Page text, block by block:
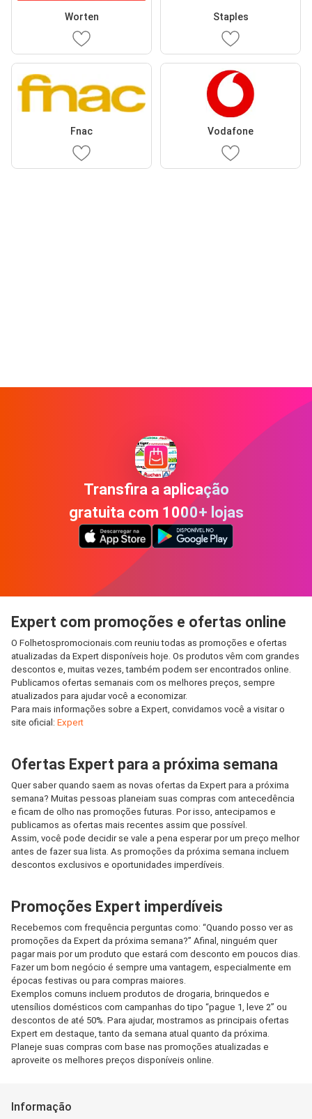
Worten Staples
Fnac Vodafone
Transfira a aplicação
gratuita com 1000+ lojas
Expert com promoções e ofertas online
O Folhetospromocionais.com reuniu todas as promoções e ofertas
atualizadas da Expert disponíveis hoje. Os produtos vêm com grandes
descontos e, muitas vezes, também podem ser encontrados online.
Publicamos ofertas semanais com os melhores preços, sempre
atualizados para ajudar você a economizar.
Para mais informações sobre a Expert, convidamos você a visitar o
site oficial: Expert
Ofertas Expert para a próxima semana
Quer saber quando saem as novas ofertas da Expert para a próxima
semana? Muitas pessoas planeiam suas compras com antecedência
e ficam de olho nas promoções futuras. Por isso, antecipamos e
publicamos as ofertas mais recentes assim que possível.
Assim, você pode decidir se vale a pena esperar por um preço melhor
antes de fazer sua lista. As promoções da próxima semana incluem
descontos exclusivos e oportunidades imperdíveis.
Promoções Expert imperdíveis
Recebemos com frequência perguntas como: “Quando posso ver as
promoções da Expert da próxima semana?” Afinal, ninguém quer
pagar mais por um produto que estará com desconto em poucos dias.
Fazer um bom negócio é sempre uma vantagem, especialmente em
épocas festivas ou para compras maiores.
Exemplos comuns incluem produtos de drogaria, brinquedos e
utensílios domésticos com campanhas do tipo “pague 1, leve 2” ou
descontos de até 50%. Para ajudar, mostramos as principais ofertas
Expert em destaque, tanto da semana atual quanto da próxima.
Planeje suas compras com base nas promoções atualizadas e
aproveite os melhores preços disponíveis online.
Informação